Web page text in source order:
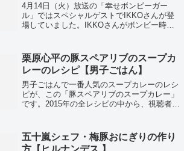
4月14日（火）放送の「幸せボンビーガー
ル」ではスペシャルゲストでIKKOさんが登
場していました。IKKOさんがボンビー時代
栗原心平の豚スペアリブのスープカ
レーのレシピ【男子ごはん】
男子ごはんで一番人気のスープカレーのレシ
ピが、この「豚スペアリブのスープカレー」
です。2015年の全レシピの中から、視聴者投
レンジをした一品です。
五十嵐シェフ・梅豚おにぎりの作り
方【ヒルナンデス 】